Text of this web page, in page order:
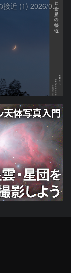
月と金星の接近 (1) 2026/07/17